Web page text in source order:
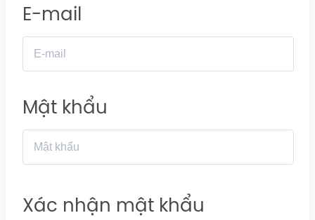
E-mail
Mật khẩu
Xác nhận mật khẩu